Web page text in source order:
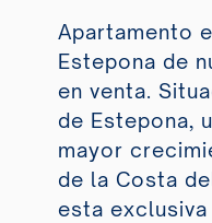
Apartamento
Estepona de
en venta.
de Estepona,
mayor
de la Costa
esta